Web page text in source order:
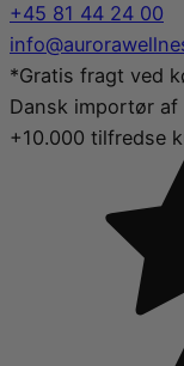
+45 81 44 24 00
*Gratis fragt ved
Dansk importør
+10.000 tilfredse